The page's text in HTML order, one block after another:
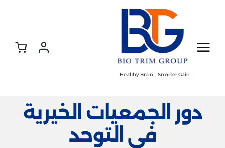
Healthy Brain… Smarter Gain
دور الجمعيات الخيرية
في التوحد